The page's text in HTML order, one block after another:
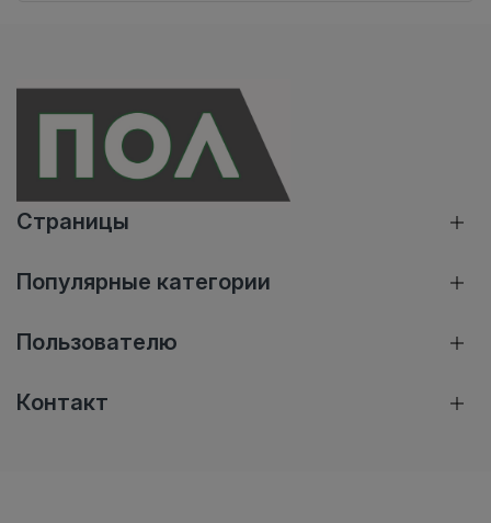
Страницы
Популярные категории
Пользователю
Контакт